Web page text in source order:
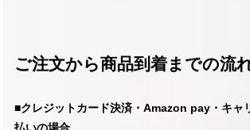
ご注文から商品到着までの流
■クレジットカード決済・Amazon pay・キャ
払いの場合